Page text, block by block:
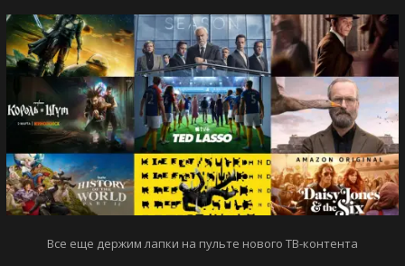
Все еще держим лапки на пульте нового ТВ-контента